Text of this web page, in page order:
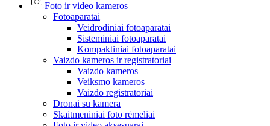
Foto ir video kameros
Fotoaparatai
Veidrodiniai fotoaparatai
Sisteminiai fotoaparatai
Kompaktiniai fotoaparatai
Vaizdo kameros ir registratoriai
Vaizdo kameros
Veiksmo kameros
Vaizdo registratoriai
Dronai su kamera
Skaitmeniniai foto rėmeliai